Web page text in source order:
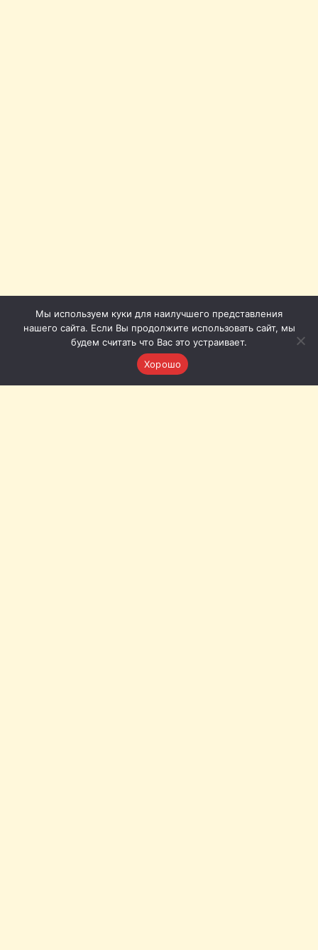
Мы используем куки для наилучшего представления
нашего сайта. Если Вы продолжите использовать сайт, мы
будем считать что Вас это устраивает.
Хорошо